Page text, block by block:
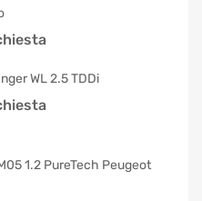
WL 2.5 TDDi
1.2 PureTech Peugeot